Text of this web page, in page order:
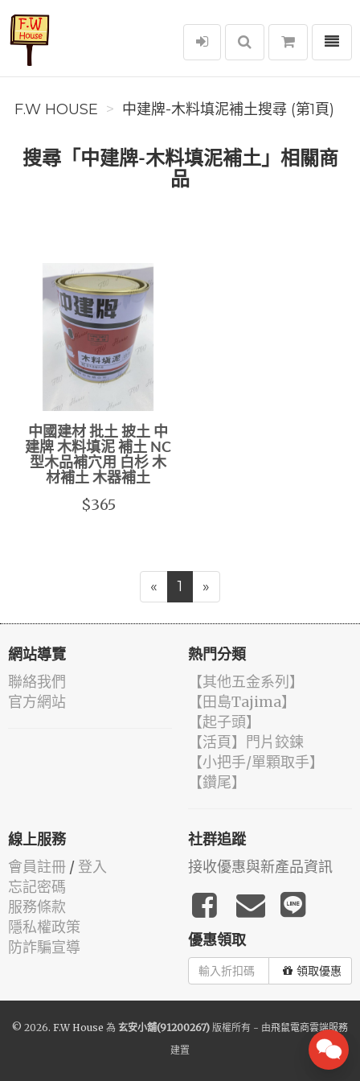
F.W House
選單
F.W HOUSE 中建牌-木料填泥補土搜尋 (第1頁)
搜尋「中建牌-木料填泥補土」相關商
品
中國建材 批土 披土 中
建牌 木料填泥 補土 NC
型木品補穴用 白杉 木
材補土 木器補土
$365
« 1 »
網站導覽
聯絡我們
官方網站
熱門分類
【其他五金系列】
【田島Tajima】
【起子頭】
【活頁】門片鉸鍊
【小把手/單顆取手】
【鑽尾】
線上服務
會員註冊 / 登入
忘記密碼
服務條款
隱私權政策
防詐騙宣導
社群追蹤
接收優惠與新產品資訊
優惠領取
領取優惠
© 2026. F.W House 為 玄安小舖(91200267) 版權所有 - 由飛鼠電商雲端服務
建置